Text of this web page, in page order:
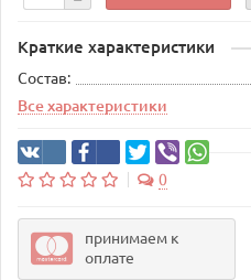
Краткие характеристики
Состав:
Все характеристики
0
принимаем к
оплате